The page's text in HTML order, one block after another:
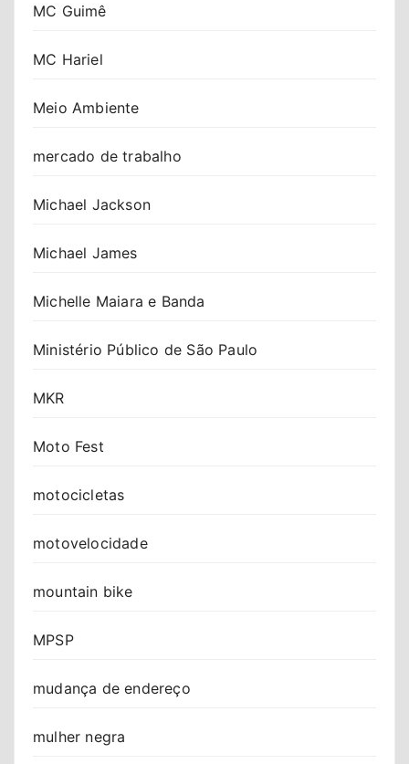
MC Guimê
MC Hariel
Meio Ambiente
mercado de trabalho
Michael Jackson
Michael James
Michelle Maiara e Banda
Ministério Público de São Paulo
MKR
Moto Fest
motocicletas
motovelocidade
mountain bike
MPSP
mudança de endereço
mulher negra